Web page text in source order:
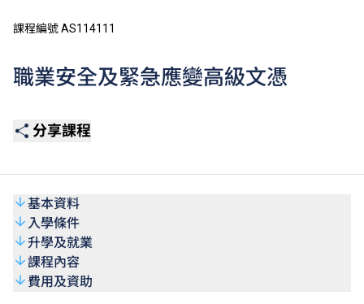
課程編號 AS114111
職業安全及緊急應變高級文憑
分享課程
基本資料
入學條件
升學及就業
課程內容
費用及資助